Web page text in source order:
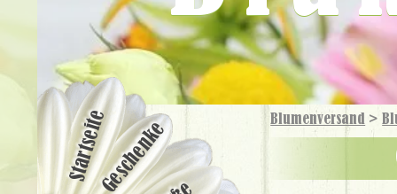
Blumenversand >
StartseiteGeschenke